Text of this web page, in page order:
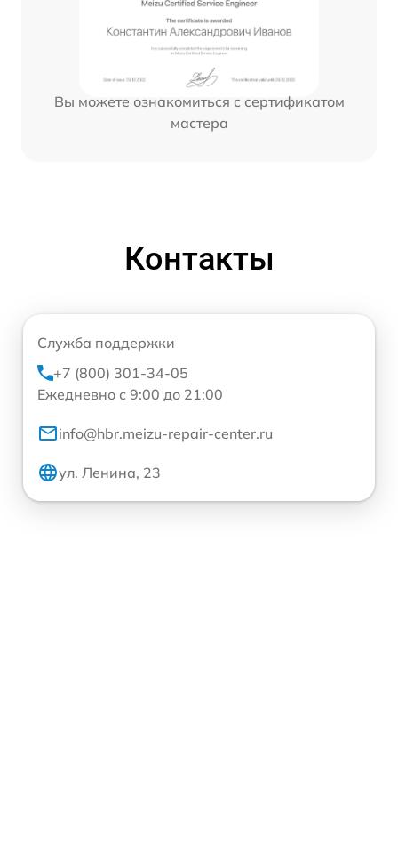
Вы можете ознакомиться с сертификатом
мастера
Контакты
Служба поддержки
+7 (800) 301-34-05
Ежедневно с 9:00 до 21:00
info@hbr.meizu-repair-center.ru
ул. Ленина, 23